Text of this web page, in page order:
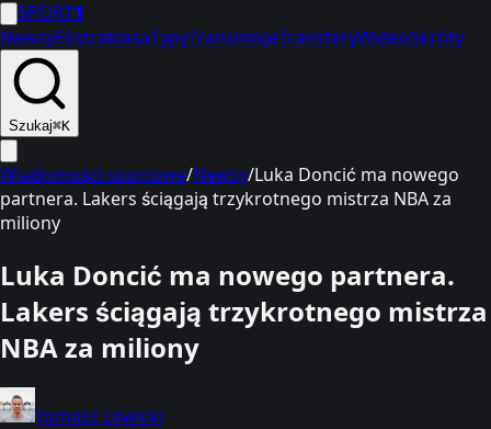
SPORT1
NewsyEkstraklasaTypyTransmisjeTransferyWideoSkróty
Szukaj⌘K
Wiadomości sportowe/Newsy/Luka Doncić ma nowego
partnera. Lakers ściągają trzykrotnego mistrza NBA za
miliony
Luka Doncić ma nowego partnera.
Lakers ściągają trzykrotnego mistrza
NBA za miliony
Tomasz Lewicki